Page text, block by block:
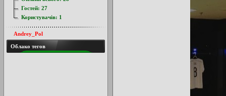
Гостей: 27
Користувачів: 1
Andrey_Pol
Облако тегов